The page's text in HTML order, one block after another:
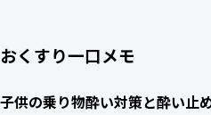
おくすり一口メモ
子供の乗り物酔い対策と酔い止